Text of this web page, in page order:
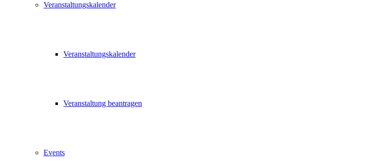
Veranstaltungskalender
Veranstaltungskalender
Veranstaltung beantragen
Events